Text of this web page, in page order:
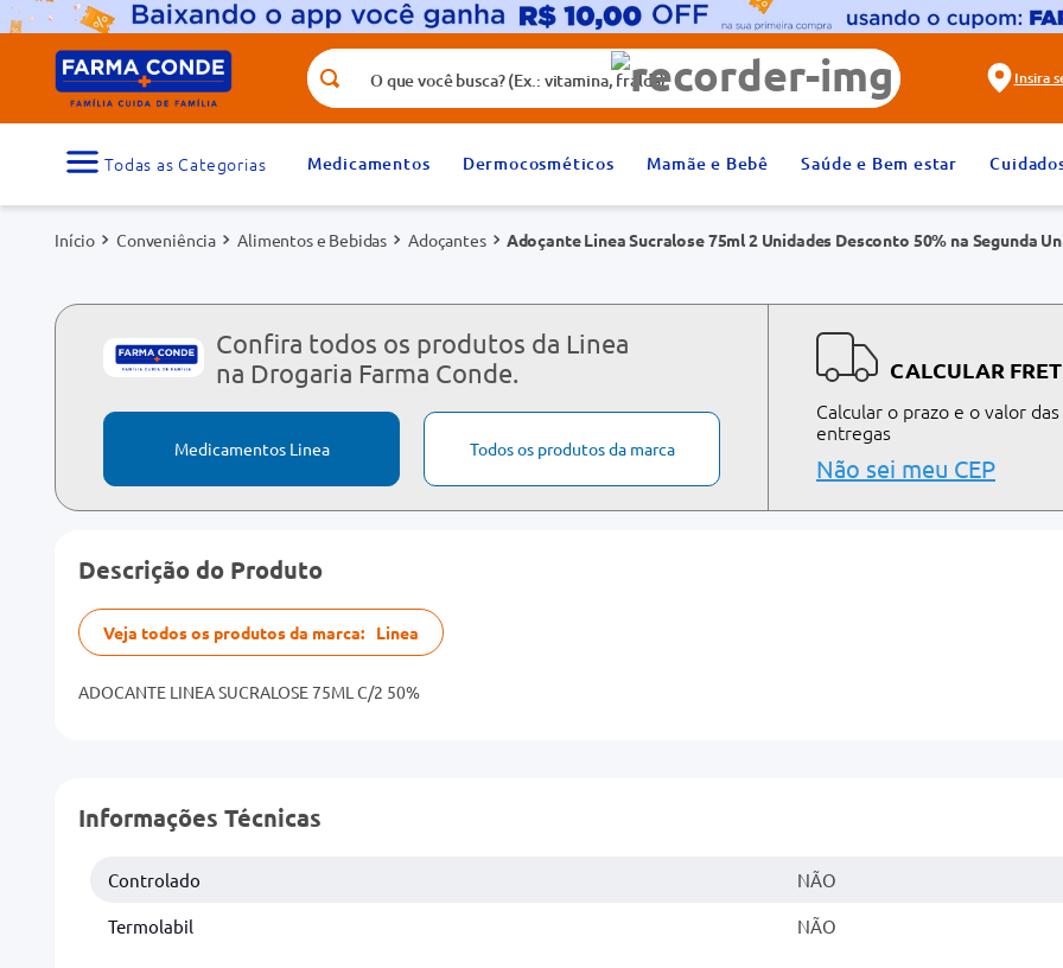
O que você busca? (Ex.: vitamina, fralda)
Insira
Medicamentos Dermocosméticos Mamãe e Bebê Saúde e Bem estar
Conveniência Alimentos e Bebidas Adoçantes Adoçante Linea Sucralose 75ml 2 Unidades Desconto 50% na Segunda
Confira todos os produtos da Linea
na Drogaria Farma Conde.
Medicamentos Linea Todos os produtos da marca
CALCULAR
Calcular o prazo e o valor das
entregas
Não sei meu CEP
Descrição do Produto
Veja todos os produtos da marca: Linea
ADOCANTE LINEA SUCRALOSE 75ML C/2 50%
Informações Técnicas
Controlado NÃO
Termolabil NÃO
Termos mais buscados
1
medicamento 2º
fralda
5º dipirona 6º
absorvente